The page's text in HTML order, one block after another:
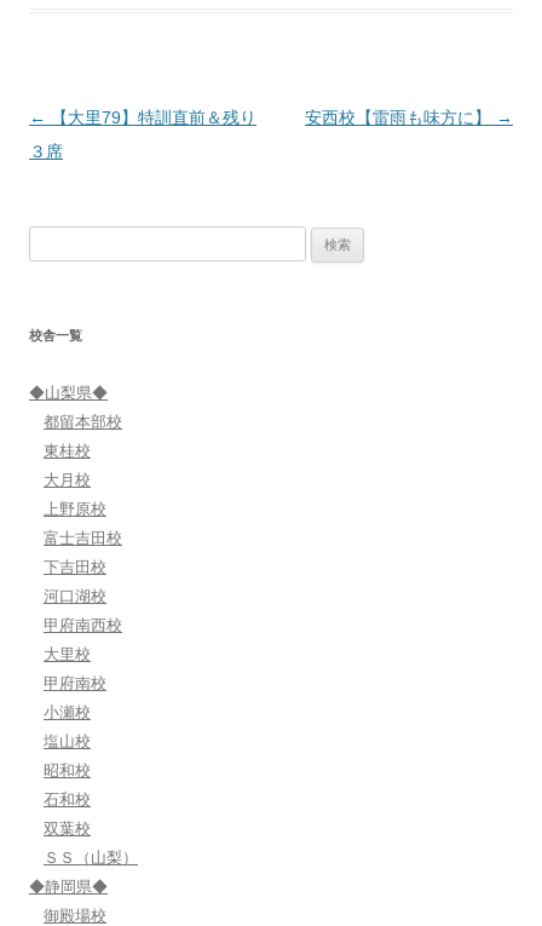
投
稿
ン
←
【大里79】特訓直前＆残り
３席
安西校【雷雨も味方に】 →
校舎一覧
◆山梨県◆
都留本部校
東桂校
大月校
上野原校
富士吉田校
下吉田校
河口湖校
甲府南西校
大里校
甲府南校
小瀬校
塩山校
昭和校
石和校
双葉校
ＳＳ（山梨）
◆静岡県◆
御殿場校